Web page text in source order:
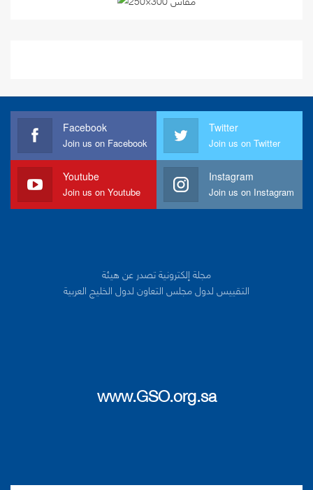
Facebook
Join us on Facebook
Twitter
Join us on Twitter
Youtube
Join us on Youtube
Instagram
Join us on Instagram
مجلة إلكترونية تصدر عن هيئة
التقييس لدول مجلس التعاون لدول الخليج العربية
www.GSO.org.sa